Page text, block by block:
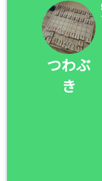
つわぶ
き